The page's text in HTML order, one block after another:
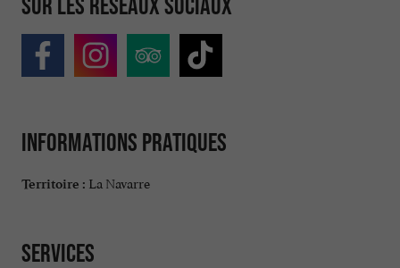
Informations pratiques
Territoire : La Navarre
Services